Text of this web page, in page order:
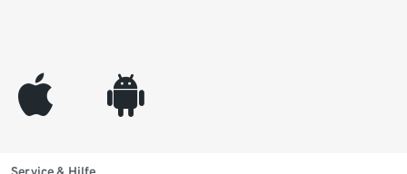
appleinc android
Service & Hilfe